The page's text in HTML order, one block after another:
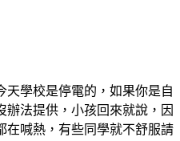
天學校是停電的，如果你是自
辦法提供，小孩回來就說，因
在喊熱，有些同學就不舒服請